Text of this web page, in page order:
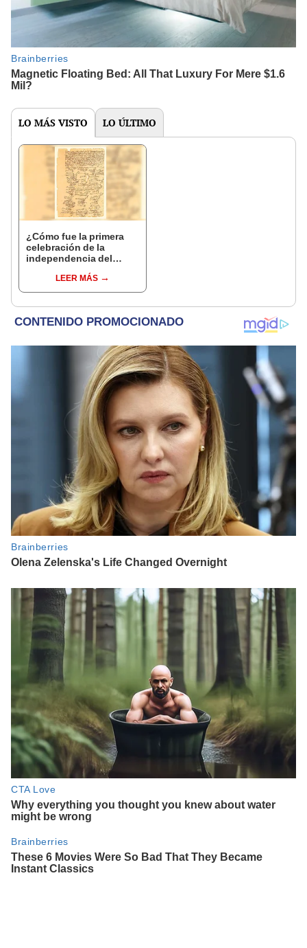
LO MÁS VISTO LO ÚLTIMO
¿Cómo fue la primera
celebración de la
independencia del
LEER MÁS